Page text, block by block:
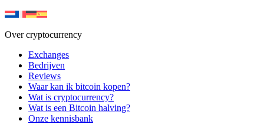
Over cryptocurrency
Exchanges
Bedrijven
Reviews
Waar kan ik bitcoin kopen?
Wat is cryptocurrency?
Wat is een Bitcoin halving?
Onze kennisbank